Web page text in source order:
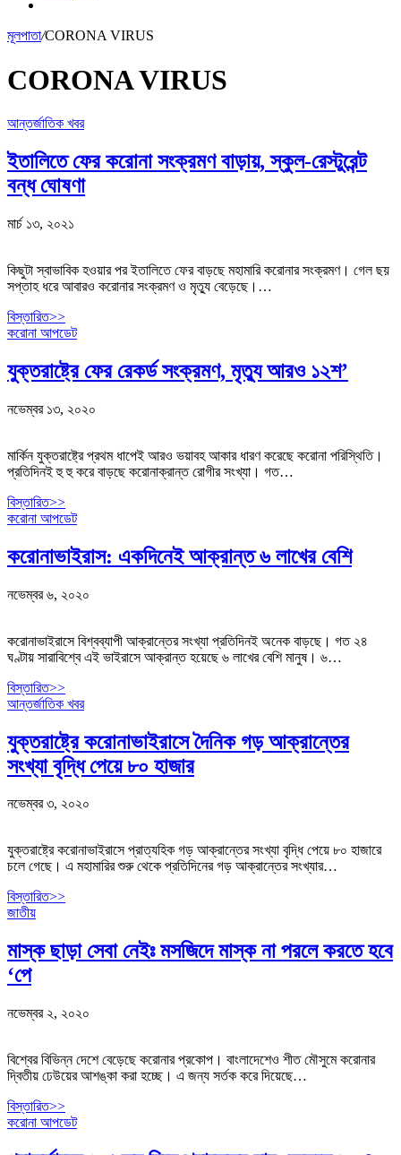
মূলপাতা/CORONA VIRUS
CORONA VIRUS
আন্তর্জাতিক খবর
ইতালিতে ফের করোনা সংক্রমণ বাড়ায়, স্কুল-রেস্টুরেন্ট
বন্ধ ঘোষণা
মার্চ ১৩, ২০২১
কিছুটা স্বাভাবিক হওয়ার পর ইতালিতে ফের বাড়ছে মহামারি করোনার সংক্রমণ। গেল ছয়
সপ্তাহ ধরে আবারও করোনার সংক্রমণ ও মৃত্যু বেড়েছে।…
বিস্তারিত>>
করোনা আপডেট
যুক্তরাষ্ট্রে ফের রেকর্ড সংক্রমণ, মৃত্যু আরও ১২শ’
নভেম্বর ১৩, ২০২০
মার্কিন যুক্তরাষ্ট্রে প্রথম ধাপেই আরও ভয়াবহ আকার ধারণ করেছে করোনা পরিস্থিতি।
প্রতিদিনই হু হু করে বাড়ছে করোনাক্রান্ত রোগীর সংখ্যা। গত…
বিস্তারিত>>
করোনা আপডেট
করোনাভাইরাস: একদিনেই আক্রান্ত ৬ লাখের বেশি
নভেম্বর ৬, ২০২০
করোনাভাইরাসে বিশ্বব্যাপী আক্রান্তের সংখ্যা প্রতিদিনই অনেক বাড়ছে। গত ২৪
ঘণ্টায় সারাবিশ্বে এই ভাইরাসে আক্রান্ত হয়েছে ৬ লাখের বেশি মানুষ। ৬…
বিস্তারিত>>
আন্তর্জাতিক খবর
যুক্তরাষ্ট্রে করোনাভাইরাসে দৈনিক গড় আক্রান্তের
সংখ্যা বৃদ্ধি পেয়ে ৮০ হাজার
নভেম্বর ৩, ২০২০
যুক্তরাষ্ট্রে করোনাভাইরাসে প্রাত্যহিক গড় আক্রান্তের সংখ্যা বৃদ্ধি পেয়ে ৮০ হাজারে
চলে গেছে। এ মহামারির শুরু থেকে প্রতিদিনের গড় আক্রান্তের সংখ্যার…
বিস্তারিত>>
জাতীয়
মাস্ক ছাড়া সেবা নেইঃ মসজিদে মাস্ক না পরলে করতে হবে
‘পে
নভেম্বর ২, ২০২০
বিশ্বের বিভিন্ন দেশে বেড়েছে করোনার প্রকোপ। বাংলাদেশেও শীত মৌসুমে করোনার
দ্বিতীয় ঢেউয়ের আশঙ্কা করা হচ্ছে। এ জন্য সর্তক করে দিয়েছে…
বিস্তারিত>>
করোনা আপডেট